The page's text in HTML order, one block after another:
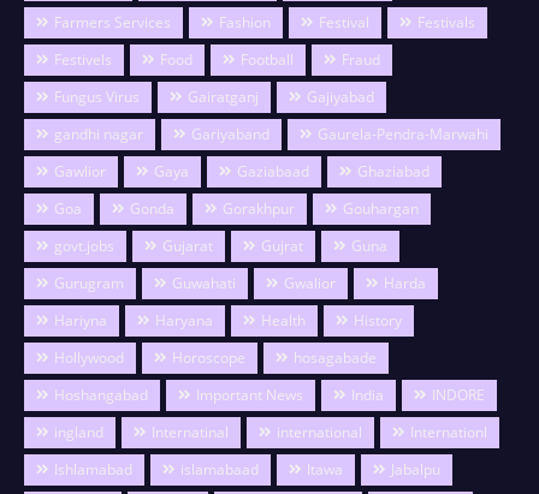
Farmers Services
Fashion Festival
Festivals
Festivels
Food Football
Fraud
Fungus Virus
Gairatganj
Gajiyabad
gandhi nagar
Gariyaband
Gaurela-Pendra-Marwahi
Gawlior
Gaya Gaziabaad
Ghaziabad
Goa
Gonda Gorakhpur
Gouhargan
govt.jobs
Gujarat Gujrat
Guna
Gurugram
Guwahati Gwalior
Harda
Hariyna
Haryana Health
History
Hollywood
Horoscope
hosagabade
Hoshangabad
Important News India
INDORE
ingland
Internatinal international
Internationl
Ishlamabad
islamabaad Itawa
Jabalpu